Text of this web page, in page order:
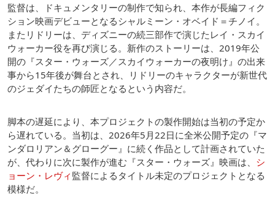
監督は、ドキュメンタリーの制作で知られ、本作が長編フィク
ション映画デビューとなるシャルミーン・オベイド＝チノイ。
またリドリーは、ディズニーの続三部作で演じたレイ・スカイ
ウォーカー役を再び演じる。新作のストーリーは、2019年公
開の『スター・ウォーズ／スカイウォーカーの夜明け』の出来
事から15年後が舞台とされ、リドリーのキャラクターが新世代
のジェダイたちの師匠となるという内容だ。
脚本の遅延により、本プロジェクトの製作開始は当初の予定か
ら遅れている。当初は、2026年5月22日に全米公開予定の『マ
ンダロリアン＆グローグー』に続く作品として計画されていた
が、代わりに次に製作が進む『スター・ウォーズ』映画は、 シ
ョーン・レヴィ 監督によるタイトル未定のプロジェクトとなる
模様だ。